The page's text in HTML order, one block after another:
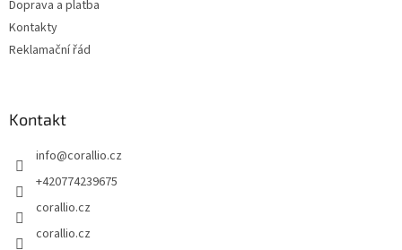
Doprava a platba
Kontakty
Reklamační řád
Kontakt
info@corallio.cz
+420774239675
corallio.cz
corallio.cz